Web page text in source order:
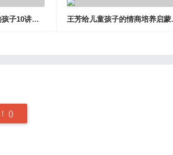
ahaschool教出乐观的孩子10讲音频资源(快乐成长必修课) 王芳给
()